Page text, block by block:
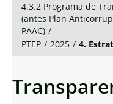
4.3.2 Programa de
(antes Plan
PAAC) /
PTEP / 2025 / 4.